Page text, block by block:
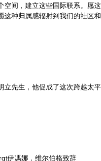
空间，建立这些国际联系。愿这
这种归属感辐射到我们的社区和
立先生，他促成了这次跨越太平
伊馮娜．维尔伯格致辞